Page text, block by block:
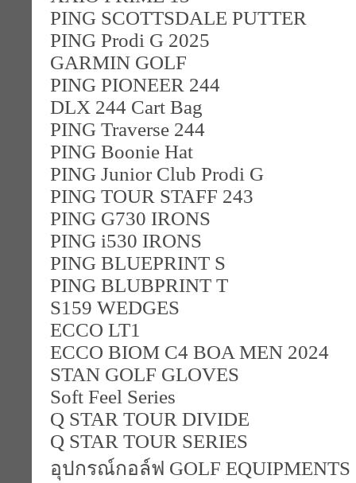
PING SCOTTSDALE PUTTER
PING Prodi G 2025
GARMIN GOLF
PING PIONEER 244
DLX 244 Cart Bag
PING Traverse 244
PING Boonie Hat
PING Junior Club Prodi G
PING TOUR STAFF 243
PING G730 IRONS
PING i530 IRONS
PING BLUEPRINT S
PING BLUBPRINT T
S159 WEDGES
ECCO LT1
ECCO BIOM C4 BOA MEN 2024
STAN GOLF GLOVES
Soft Feel Series
Q STAR TOUR DIVIDE
Q STAR TOUR SERIES
อุปกรณ์กอล์ฟ GOLF EQUIPMENTS